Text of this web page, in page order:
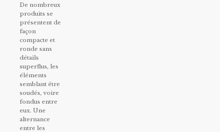
De nombreux
produits se
présentent de
façon
compacte et
ronde sans
détails
superflus, les
éléments
semblant être
soudés, voire
fondus entre
eux. Une
alternance
entre les